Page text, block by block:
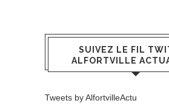
SUIVEZ LE FIL
ALFORTVILLE
Tweets by AlfortvilleActu